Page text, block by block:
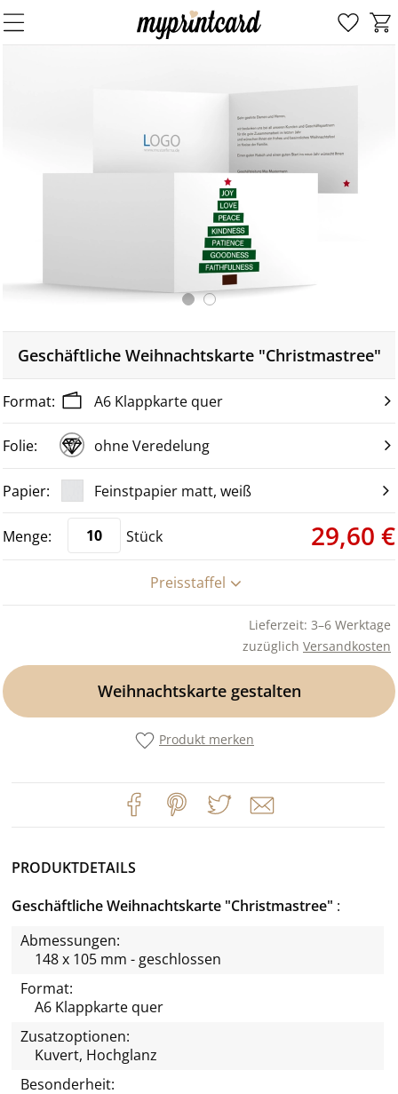
Geschäftliche Weihnachtskarte "Christmastree"
A6 Klappkarte quer
ohne Veredelung
Feinstpapier matt, weiß
Stück 29,60 €
Preisstaffel
Lieferzeit: 3–6 Werktage
zuzüglich Versandkosten
Weihnachtskarte gestalten
Produkt merken
PRODUKTDETAILS
Geschäftliche Weihnachtskarte "Christmastree"
Abmessungen:
148 x 105 mm - geschlossen
Format:
A6 Klappkarte quer
Zusatzoptionen:
Kuvert, Hochglanz
Besonderheit: